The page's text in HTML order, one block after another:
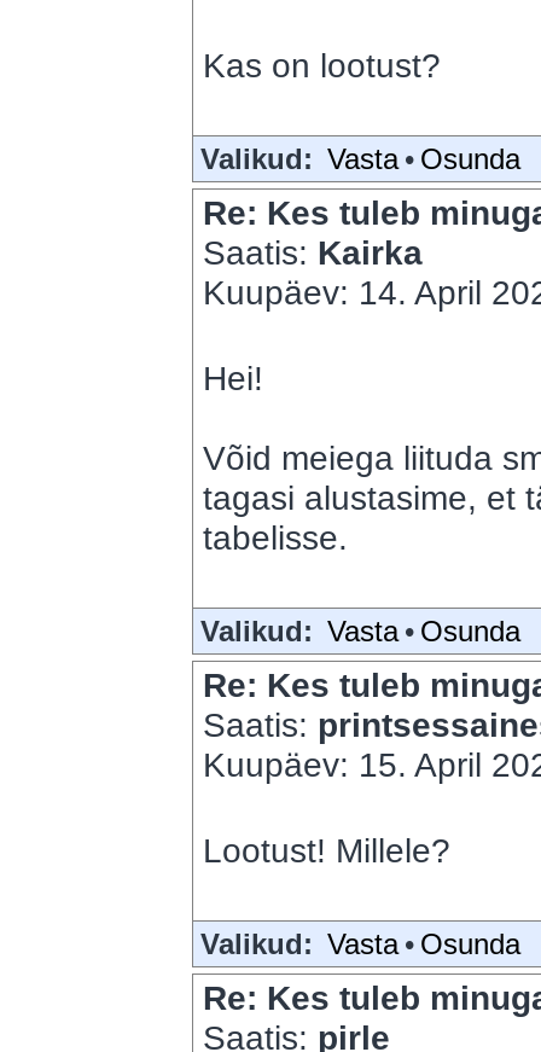
Kas on lootust?
Valikud: Vasta • Osunda
Re: Kes tuleb
Saatis: Kairka
Kuupäev: 14. April
Hei!
Võid meiega liituda
tagasi alustasime, et
tabelisse.
Valikud: Vasta • Osunda
Re: Kes tuleb
Saatis:
Kuupäev: 15. April
Lootust! Millele?
Valikud: Vasta • Osunda
Re: Kes tuleb
Saatis: pirle